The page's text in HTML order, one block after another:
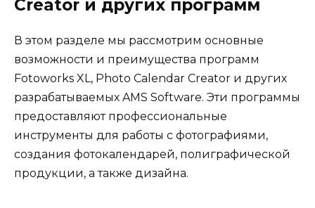
Creator и других программ
В этом разделе мы рассмотрим основные
возможности и преимущества программ
Fotoworks XL, Photo Calendar Creator и других
разрабатываемых AMS Software. Эти программы
предоставляют профессиональные
инструменты для работы с фотографиями,
создания фотокалендарей, полиграфической
продукции, а также дизайна.